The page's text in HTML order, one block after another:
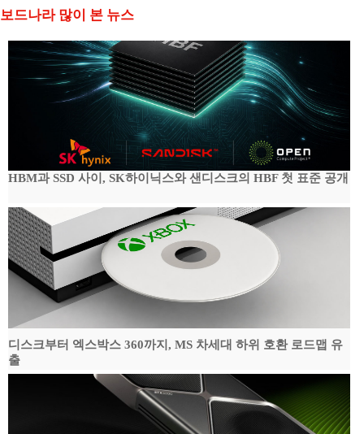
보드나라 많이 본 뉴스
HBM과 SSD 사이, SK하이닉스와 샌디스크의 HBF 첫 표준 공개
디스크부터 엑스박스 360까지, MS 차세대 하위 호환 로드맵 유
출